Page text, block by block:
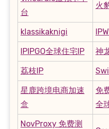
台
火
klassikaknigi
IPIPGO全球住宅IP 神
荔枝IP
星鹿跨境电商加速
盒
免
全
NovProxy 免费测